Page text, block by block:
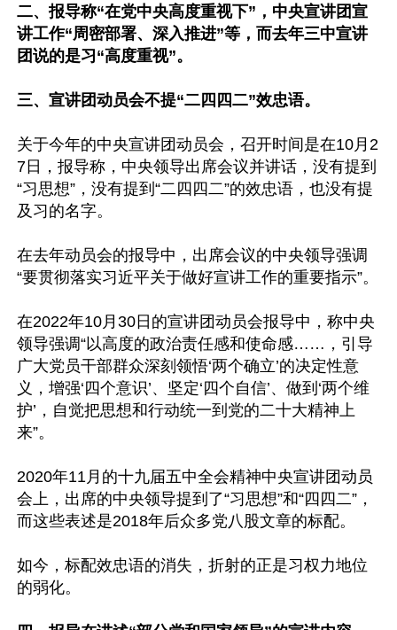
二、报导称“在党中央高度重视下”，中央宣讲团宣
讲工作“周密部署、深入推进”等，而去年三中宣讲
团说的是习“高度重视”。
三、宣讲团动员会不提“二四四二”效忠语。
关于今年的中央宣讲团动员会，召开时间是在10月2
7日，报导称，中央领导出席会议并讲话，没有提到
“习思想”，没有提到“二四四二”的效忠语，也没有提
及习的名字。
在去年动员会的报导中，出席会议的中央领导强调
“要贯彻落实习近平关于做好宣讲工作的重要指示”。
在2022年10月30日的宣讲团动员会报导中，称中央
领导强调“以高度的政治责任感和使命感……，引导
广大党员干部群众深刻领悟‘两个确立’的决定性意
义，增强‘四个意识’、坚定‘四个自信’、做到‘两个维
护’，自觉把思想和行动统一到党的二十大精神上
来”。
2020年11月的十九届五中全会精神中央宣讲团动员
会上，出席的中央领导提到了“习思想”和“四四二”，
而这些表述是2018年后众多党八股文章的标配。
如今，标配效忠语的消失，折射的正是习权力地位
的弱化。